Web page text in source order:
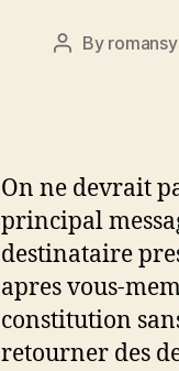
Post
By
On ne devrait
principal
destinataire
apres vous-
constitution
retourner des